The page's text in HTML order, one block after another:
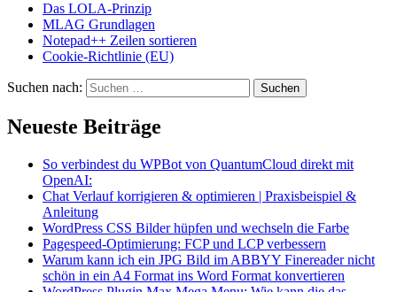
Das LOLA-Prinzip
MLAG Grundlagen
Notepad++ Zeilen sortieren
Cookie-Richtlinie (EU)
Suchen nach:
Neueste Beiträge
So verbindest du WPBot von QuantumCloud direkt mit
OpenAI:
Chat Verlauf korrigieren & optimieren | Praxisbeispiel &
Anleitung
WordPress CSS Bilder hüpfen und wechseln die Farbe
Pagespeed-Optimierung: FCP und LCP verbessern
Warum kann ich ein JPG Bild im ABBYY Finereader nicht
schön in ein A4 Format ins Word Format konvertieren